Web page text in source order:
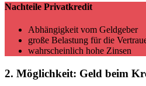
Nachteile Privatkredit
Abhängigkeit vom Geldgeber
große Belastung für die
wahrscheinlich hohe Zinsen
2. Möglichkeit: Geld beim